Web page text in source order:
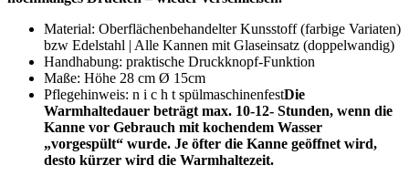
Material: Oberflächenbehandelter Kunsstoff (farbige Variaten)
bzw Edelstahl | Alle Kannen mit Glaseinsatz (doppelwandig)
Handhabung: praktische Druckknopf-Funktion
Maße: Höhe 28 cm Ø 15cm
Pflegehinweis: n i c h t spülmaschinenfestDie
Warmhaltedauer beträgt max. 10-12- Stunden, wenn die
Kanne vor Gebrauch mit kochendem Wasser
„vorgespült“ wurde. Je öfter die Kanne geöffnet wird,
desto kürzer wird die Warmhaltezeit.